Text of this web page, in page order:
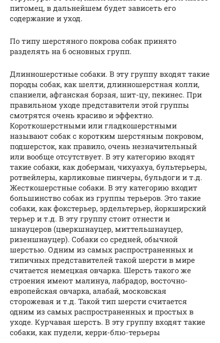
питомец, в дальнейшем будет зависеть его
содержание и уход.
По типу шерстяного покрова собак принято
разделять на 6 основных групп.
Длинношерстные собаки. В эту группу входят такие
породы собак, как шелти, длинношерстная колли,
спаниели, афганская борзая, шит-цу, пекинес. При
правильном уходе представители этой группы
смотрятся очень красиво и эффектно.
Короткошерстными или гладкошерстными
называют собак с коротким шерстяным покровом,
подшерсток, как правило, очень незначительный
или вообще отсутствует. В эту категорию входят
такие собаки, как доберман, чихуахуа, бультерьеры,
ротвейлеры, карликовые пинчеры, бульдоги и т.д.
Жесткошерстные собаки. В эту категорию входит
большинство собак из группы терьеров. Это такие
собаки, как фокстерьер, эрдельтерьер, йоркширский
терьер и т.д. В эту группу стоит отнести и
шнауцеров (цверкшнауцер, миттельшнауцер,
ризеншнауцер). Собаки со средней, обычной
шерстью. Одним из самых распространенных и
типичных представителей такой шерсти в мире
считается немецкая овчарка. Шерсть такого же
строения имеют малинуа, лабрадор, восточно-
европейская овчарка, алабай, московская
сторожевая и т.д. Такой тип шерсти считается
одним из самых распространенных и простых в
уходе. Курчавая шерсть. В эту группу входят такие
собаки, как пудели, керри-блю-терьеры